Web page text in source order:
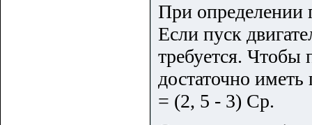
При определении
Если пуск
требуется. Чтобы
достаточно
= (2, 5 - 3) Ср.